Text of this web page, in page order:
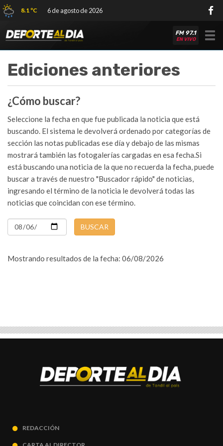
8.1 ºC 6 de agosto de 2026
FM 97.1
EN VIVO
Ediciones anteriores
¿Cómo buscar?
Seleccione la fecha en que fue publicada la noticia que está
buscando. El sistema le devolverá ordenado por categorías de
sección las notas publicadas ese día y debajo de las mismas
mostrará también las fotogalerías cargadas en esa fecha.Si
está buscando una noticia de la que no recuerda la fecha, puede
buscar a través de nuestro "Buscador rápido" de noticias,
ingresando el término de la noticia le devolverá todas las
noticias que coincidan con ese término.
BUSCAR
Mostrando resultados de la fecha: 06/08/2026
REDACCIÓN